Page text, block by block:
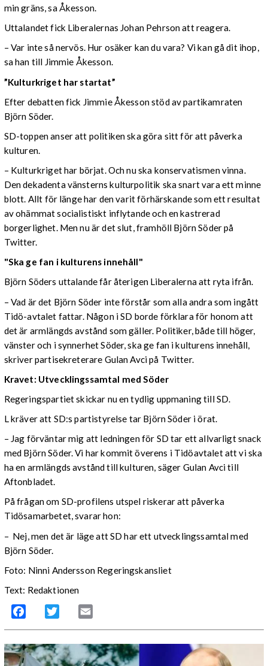
min gräns, sa Åkesson.
Uttalandet fick Liberalernas Johan Pehrson att reagera.
– Var inte så nervös. Hur osäker kan du vara? Vi kan gå dit ihop,
sa han till Jimmie Åkesson.
”Kulturkriget har startat”
Efter debatten fick Jimmie Åkesson stöd av partikamraten
Björn Söder.
SD-toppen anser att politiken ska göra sitt för att påverka
kulturen.
– Kulturkriget har börjat. Och nu ska konservatismen vinna.
Den dekadenta vänsterns kulturpolitik ska snart vara ett minne
blott. Allt för länge har den varit förhärskande som ett resultat
av ohämmat socialistiskt inflytande och en kastrerad
borgerlighet. Men nu är det slut, framhöll Björn Söder på
Twitter.
"Ska ge fan i kulturens innehåll"
Björn Söders uttalande får återigen Liberalerna att ryta ifrån.
– Vad är det Björn Söder inte förstår som alla andra som ingått
Tidö-avtalet fattar. Någon i SD borde förklara för honom att
det är armlängds avstånd som gäller. Politiker, både till höger,
vänster och i synnerhet Söder, ska ge fan i kulturens innehåll,
skriver partisekreterare Gulan Avci på Twitter.
Kravet: Utvecklingssamtal med Söder
Regeringspartiet skickar nu en tydlig uppmaning till SD.
L kräver att SD:s partistyrelse tar Björn Söder i örat.
– Jag förväntar mig att ledningen för SD tar ett allvarligt snack
med Björn Söder. Vi har kommit överens i Tidöavtalet att vi ska
ha en armlängds avstånd till kulturen, säger Gulan Avci till
Aftonbladet.
På frågan om SD-profilens utspel riskerar att påverka
Tidösamarbetet, svarar hon:
– Nej, men det är läge att SD har ett utvecklingssamtal med
Björn Söder.
Foto: Ninni Andersson Regeringskansliet
Text: Redaktionen
Facebook Twitter